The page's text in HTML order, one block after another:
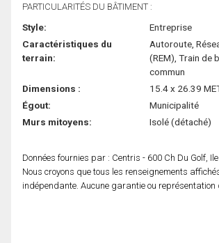
PARTICULARITÉS DU BÂTIMENT :
Style:
Entreprise
Caractéristiques du
terrain:
Autoroute,
(REM), Train de
commun
Dimensions :
15.4 x 26.39
Égout:
Municipalité
Murs mitoyens:
Isolé (détaché)
Données fournies par : Centris - 600 Ch Du Golf,
Nous croyons que tous les renseignements
indépendante. Aucune garantie ou représentation